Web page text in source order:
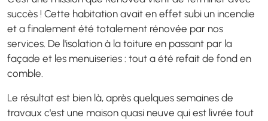
succès ! Cette habitation avait en effet subi un incendie
et a finalement été totalement rénovée par nos
services. De l'isolation à la toiture en passant par la
façade et les menuiseries : tout a été refait de fond en
comble.
Le résultat est bien là, après quelques semaines de
travaux c'est une maison quasi neuve qui est livrée tout